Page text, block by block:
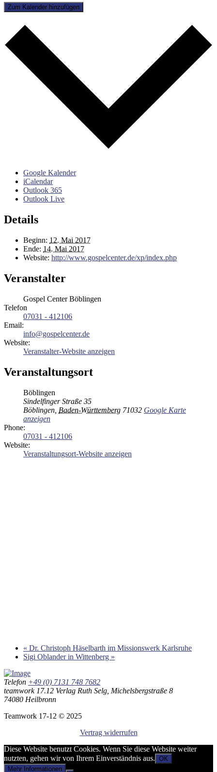
Zum Kalender hinzufügen
Google Kalender
iCalendar
Outlook 365
Outlook Live
Details
Beginn: 12. Mai 2017
Ende: 14. Mai 2017
Website: http://www.gospelcenter.de/xp/index.php
Veranstalter
Gospel Center Böblingen
Telefon
07031 - 412106
Email:
info@gospelcenter.de
Website:
Veranstalter-Website anzeigen
Veranstaltungsort
Böblingen
Sindelfinger Straße 35
Böblingen Baden-Württemberg 71032 Google Karte
anzeigen
Phone:
07031 - 412106
Website:
Veranstaltungsort-Website anzeigen
« Dr. Christoph Häselbarth im Missionswerk Karlsruhe
Sigi Oblander in Wittenberg »
Telefon +49 (0) 7131 748 7682
teamwork 17.12 Verlag Ruth Selg, Michelsbergstraße 8
74080 Heilbronn
Teamwork 17-12 © 2025
Vertrag widerrufen
Diese Website benutzt Cookies. Wenn Sie diese Website weiter
nutzten, gehen wir von Ihrem Einverständnis aus. OK
Mehr Informationen